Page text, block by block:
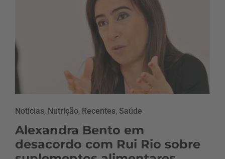
Notícias, Nutrição, Recentes, Saúde
Alexandra Bento em
desacordo com Rui Rio sobre